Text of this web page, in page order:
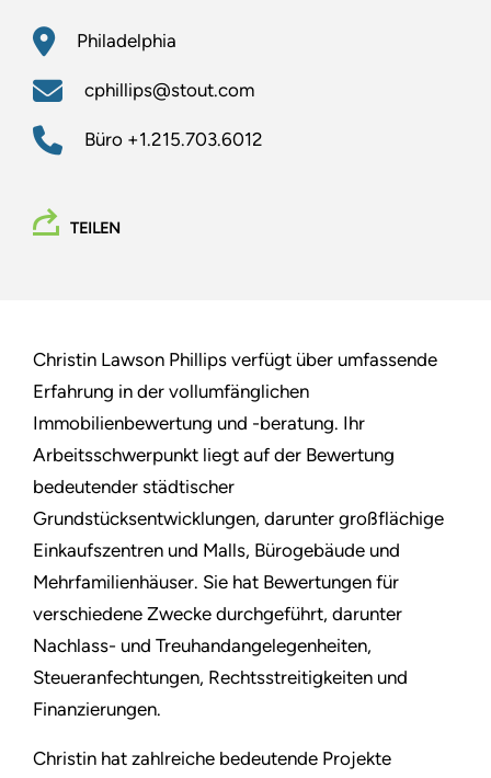
Philadelphia
cphillips@stout.com
Büro +1.215.703.6012
TEILEN
Christin Lawson Phillips verfügt über umfassende
Erfahrung in der vollumfänglichen
Immobilienbewertung und -beratung. Ihr
Arbeitsschwerpunkt liegt auf der Bewertung
bedeutender städtischer
Grundstücksentwicklungen, darunter großflächige
Einkaufszentren und Malls, Bürogebäude und
Mehrfamilienhäuser. Sie hat Bewertungen für
verschiedene Zwecke durchgeführt, darunter
Nachlass- und Treuhandangelegenheiten,
Steueranfechtungen, Rechtsstreitigkeiten und
Finanzierungen.
Christin hat zahlreiche bedeutende Projekte